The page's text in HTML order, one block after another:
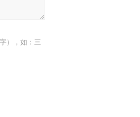
），如：三